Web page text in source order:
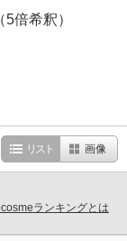
倍希釈）
リスト 画像
ランキングとは